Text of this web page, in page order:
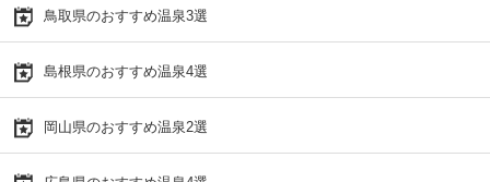
鳥取県のおすすめ温泉3選
島根県のおすすめ温泉4選
岡山県のおすすめ温泉2選